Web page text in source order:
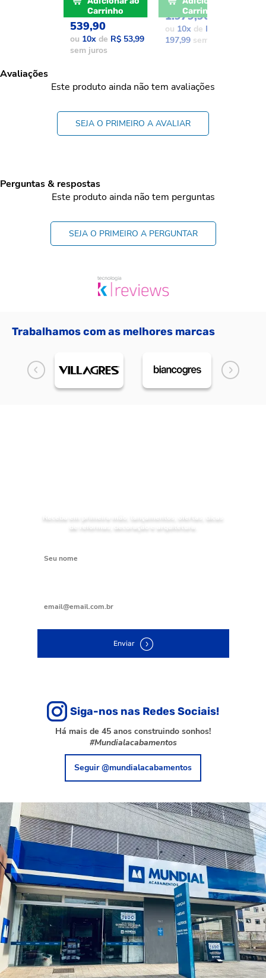
POR: R$
539,90
ou 10xde R$ 53,99
sem juros
Carrinho
1.979,90
ou 10xde R$
197,99sem juros
Carrinho
Avaliações
Este produto ainda não tem avaliações
SEJA O PRIMEIRO A AVALIAR
Perguntas & respostas
Este produto ainda não tem perguntas
SEJA O PRIMEIRO A PERGUNTAR
Trabalhamos com as melhores marcas
Receba em primeira mão, lançamentos, ofertas, dicas
de reformas, decoração e arquitetura.
Enviar
Siga-nos nas Redes Sociais!
Há mais de 45 anos construindo sonhos!
#Mundialacabamentos
Seguir @mundialacabamentos